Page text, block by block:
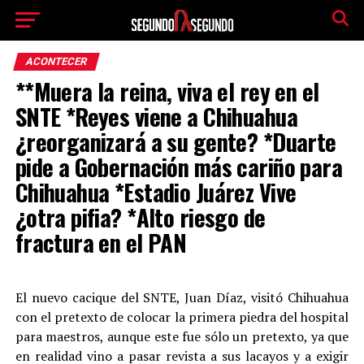
ACONTECER
**Muera la reina, viva el rey en el
SNTE *Reyes viene a Chihuahua
¿reorganizará a su gente? *Duarte
pide a Gobernación más cariño para
Chihuahua *Estadio Juárez Vive
¿otra pifia? *Alto riesgo de
fractura en el PAN
El nuevo cacique del SNTE, Juan Díaz, visitó Chihuahua
con el pretexto de colocar la primera piedra del hospital
para maestros, aunque este fue sólo un pretexto, ya que
en realidad vino a pasar revista a sus lacayos y a exigir